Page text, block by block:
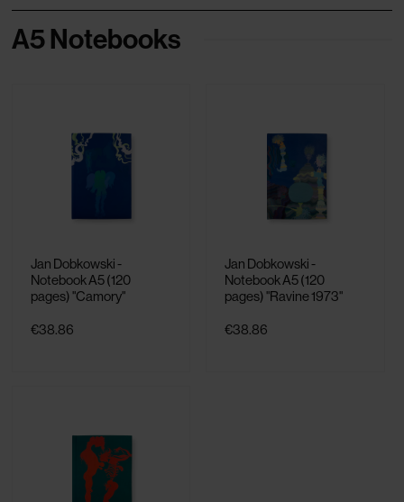
A5 Notebooks
Jan Dobkowski -
Notebook A5 (120
pages) "Camory"
€38.86
Jan Dobkowski -
Notebook A5 (120
pages) "Ravine 1973"
€38.86